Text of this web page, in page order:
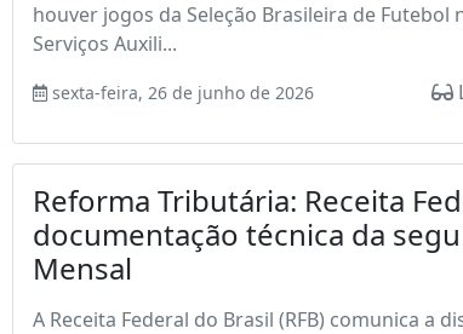
houver jogos da Seleção Brasileira de Futebol
Serviços Auxili...
sexta-feira, 26 de junho de 2026
Reforma Tributária: Receita
documentação técnica da
Mensal
A Receita Federal do Brasil (RFB) comunica a